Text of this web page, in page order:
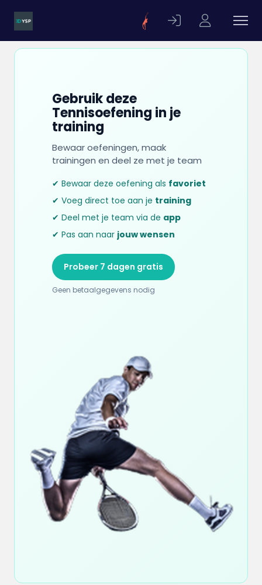
Gebruik deze
Tennisoefening in je
training
Bewaar oefeningen, maak
trainingen en deel ze met je team
✔ Bewaar deze oefening als favoriet
✔ Voeg direct toe aan je training
✔ Deel met je team via de app
✔ Pas aan naar jouw wensen
Probeer 7 dagen gratis
Geen betaalgegevens nodig